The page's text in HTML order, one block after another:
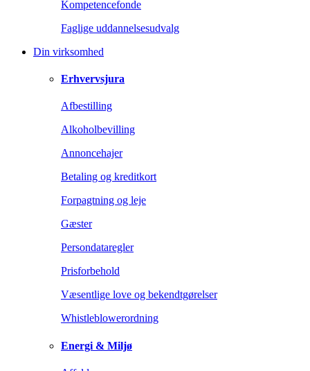
Kompetencefonde
Faglige uddannelsesudvalg
Din virksomhed
Erhvervsjura
Afbestilling
Alkoholbevilling
Annoncehajer
Betaling og kreditkort
Forpagtning og leje
Gæster
Persondataregler
Prisforbehold
Væsentlige love og bekendtgørelser
Whistleblowerordning
Energi & Miljø